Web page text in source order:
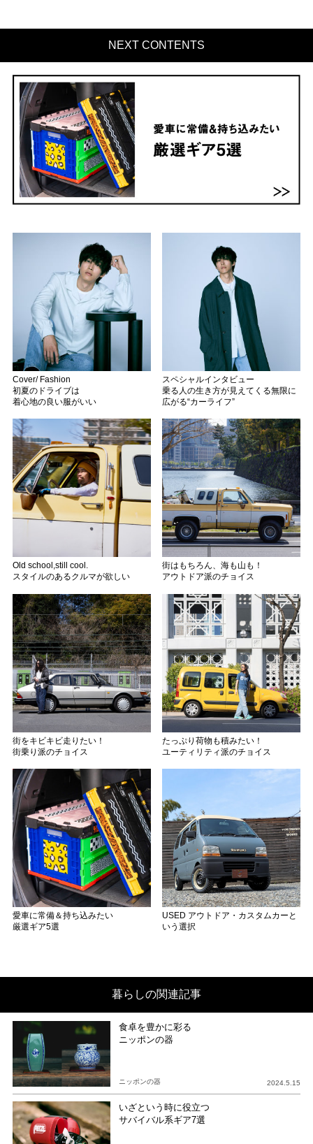
NEXT CONTENTS
Cover/ Fashion
初夏のドライブは
着心地の良い服がいい
スペシャルインタビュー
乗る人の生き方が見えてくる無限に
広がる“カーライフ”
Old school,still cool.
スタイルのあるクルマが欲しい
街はもちろん、海も山も！
アウトドア派のチョイス
街をキビキビ走りたい！
街乗り派のチョイス
たっぷり荷物も積みたい！
ユーティリティ派のチョイス
愛車に常備＆持ち込みたい
厳選ギア5選
USED アウトドア・カスタムカーと
いう選択
暮らしの関連記事
食卓を豊かに彩る
ニッポンの器
ニッポンの器 2024.5.15
いざという時に役立つ
サバイバル系ギア7選